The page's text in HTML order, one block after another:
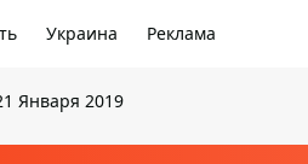
Украина Реклама
Января 2019